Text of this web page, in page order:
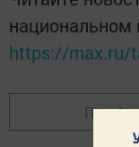
https://max.ru/